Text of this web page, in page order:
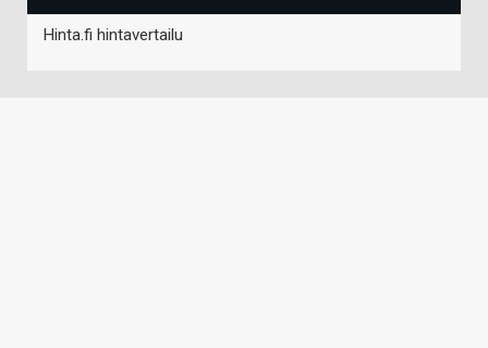
Hinta.fi hintavertailu